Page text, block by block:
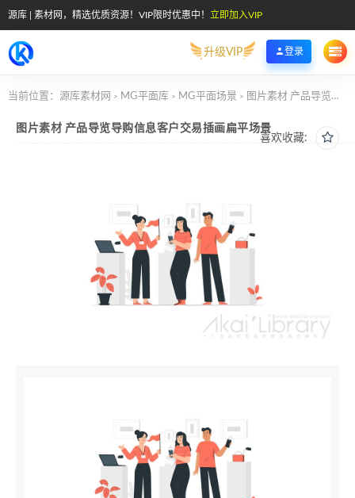
源库 | 素材网，精选优质资源！VIP限时优惠中！ 立即加入VIP
升级VIP 登录
当前位置： 源库素材网 > MG平面库 > MG平面场景 > 图片素材 产品导览导购信息客户交易插画扁平场景
喜欢收藏:
图片素材 产品导览导购信息客户交易插画扁平场景